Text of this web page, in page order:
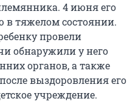
4 июня его
в тяжелом состоянии.
провели
обнаружили у него
органов, а также
выздоровления его
учреждение.